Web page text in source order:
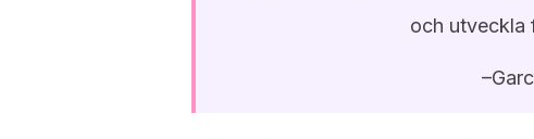
och utveckla